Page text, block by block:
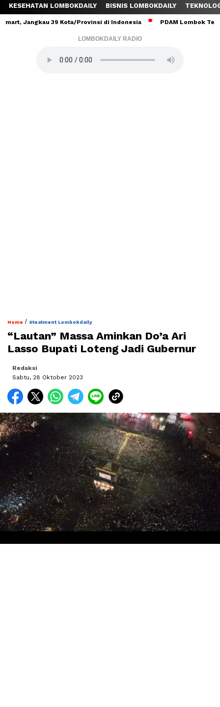
KESEHATAN LOMBOKDAILY BISNIS LOMBOKDAILY
39 Kota/Provinsi di Indonesia PDAM Lombok Tengah
LOMBOKDAILY RADIO
Home / Steatment Lombokdaily
“Lautan” Massa Aminkan Do’a Ari
Lasso Bupati Loteng Jadi Gubernur
Redaksi
Sabtu, 28 Oktober 2023